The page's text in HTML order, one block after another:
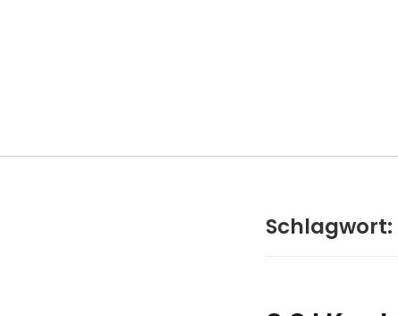
Schlagwort: